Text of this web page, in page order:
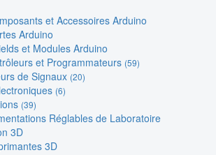
et Accessoires Arduino
Arduino
et Modules Arduino
et Programmateurs (59)
de Signaux (20)
(6)
(39)
Réglables de Laboratoire
3D
3D